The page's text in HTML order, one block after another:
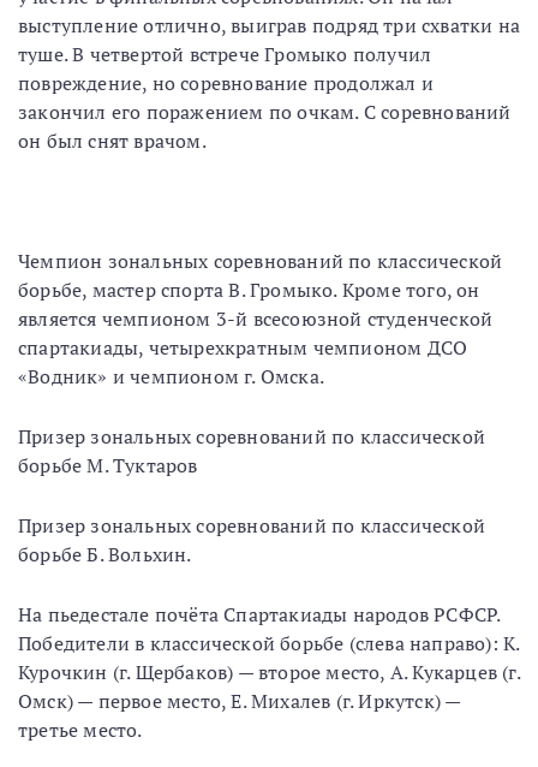
выступление отлично, выиграв подряд три схватки на
туше. В четвертой встрече Громыко получил
повреждение, но соревнование продолжал и
закончил его поражением по очкам. С соревнований
он был снят врачом.
Чемпион зональных соревнований по классической
борьбе, мастер спорта В. Громыко. Кроме того, он
является чемпионом 3-й всесоюзной студенческой
спартакиады, четырехкратным чемпионом ДСО
«Водник» и чемпионом г. Омска.
Призер зональных соревнований по классической
борьбе М. Туктаров
Призер зональных соревнований по классической
борьбе Б. Вольхин.
На пьедестале почёта Спартакиады народов РСФСР.
Победители в классической борьбе (слева направо): К.
Курочкин (г. Щербаков) — второе место, А. Кукарцев (г.
Омск) — первое место, Е. Михалев (г. Иркутск) —
третье место.